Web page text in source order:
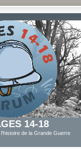
14-18
de la Grande Guerre